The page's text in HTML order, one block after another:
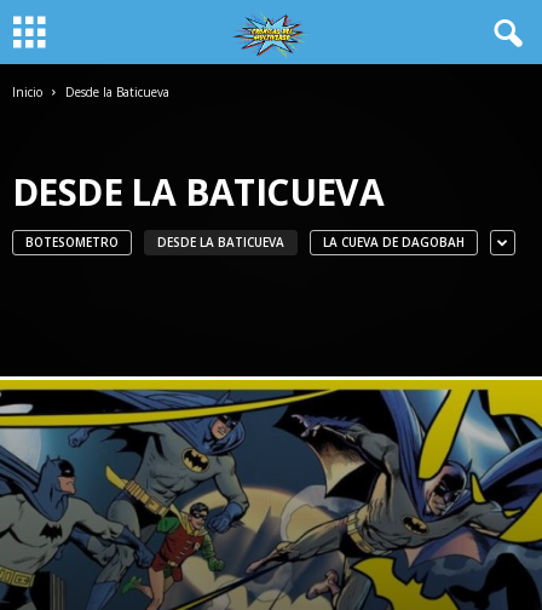
Inicio Desde la Baticueva
DESDE LA BATICUEVA
BOTESOMETRO DESDE LA BATICUEVA LA CUEVA DE DAGOBAH